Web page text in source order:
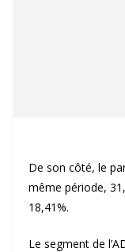
De son côté, le
même période,
18,41%.
Le segment de